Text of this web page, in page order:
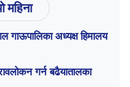
महिना
गाऊपालिका अध्यक्ष हिमालय
गर्न बढैयातालका